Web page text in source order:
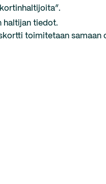
kortinhaltijoita”.
haltijan tiedot.
toimitetaan